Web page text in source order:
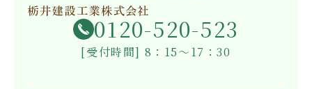
0120-520-523
[受付時間] 8：15～17：30